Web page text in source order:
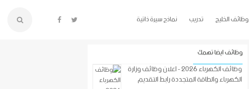
وظائف الخليج تدريب
نماذج سيرة ذاتية
وظائف ايضا تهمك
وظائف الكهرباء 2026 - اعلان وظائف وزارة
الكهرباء والطاقة المتجددة رابط التقديم